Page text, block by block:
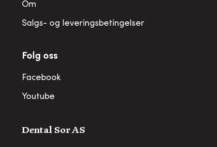
Om
Salgs- og leveringsbetingelser
Folg oss
Facebook
Youtube
Dental Sor AS